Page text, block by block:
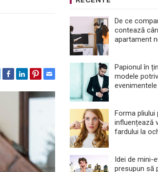
De ce
contează
apartament
Papionul în
modele
Forma pliului
influențează
fardului la
Idei de mini-
presupun să